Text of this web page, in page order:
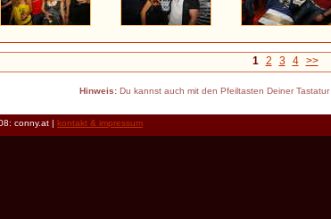
1 2 3 4 >>
Hinweis:Du kannst auch mit den Pfeiltasten Deiner Tastatur
conny.at | kontakt & impressum